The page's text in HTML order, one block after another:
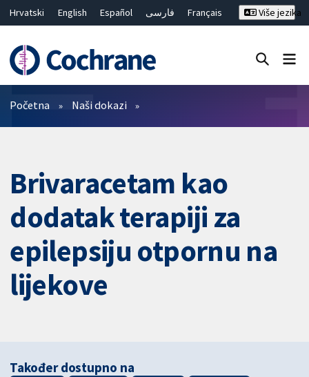
Hrvatski English Español فارسی
Français
繁體中文
简体中文
Više jezika
Prečistači
Početna Naši dokazi
Brivaracetam kao
dodatak terapiji za
epilepsiju otpornu na
lijekove
Također dostupno na